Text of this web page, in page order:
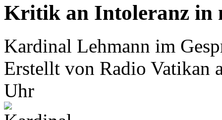
Kritik an Intoleranz in
Kardinal Lehmann im
Erstellt von Radio Vatikan
Uhr